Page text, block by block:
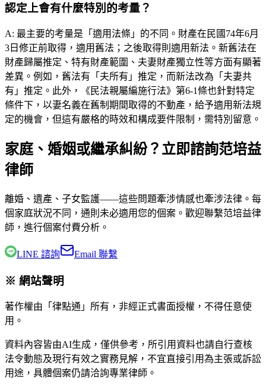
認定上會有什麼特別的考量？
A: 最主要的考量是「適用法條」的不同。財產在民國74年6月
3日修正前取得，適用舊法；之後取得則適用新法。新舊法在
財產歸屬推定、特有財產範圍、夫妻財產獨立性等方面有顯著
差異。例如，舊法有「夫所有」推定，而新法改為「夫妻共
有」推定。此外，《民法親屬編施行法》第6-1條也針對特定
條件下，以妻名義在舊制期間取得的不動產，給予適用新法規
定的機會，但這有嚴格的時效和構成要件限制，需特別留意。
家庭、婚姻或繼承糾紛？立即諮詢范培益
律師
離婚、遺產、子女監護——這些問題牽涉情感也牽涉法律。每
個家庭狀況不同，通則未必適用您的個案。歡迎聯繫范培益律
師 ，進行個案付費分析。
LINE 諮詢 Email 聯繫
※ 網站聲明
著作權由「律點通」所有，非經正式書面授權，不得任意使
用。
資料內容皆由AI生成，僅供參考，所引用資料也請自行查核
法令動態及現行有效之實務見解，不宜直接引用為主張或訴訟
用途，具體個案仍請洽詢專業律師。